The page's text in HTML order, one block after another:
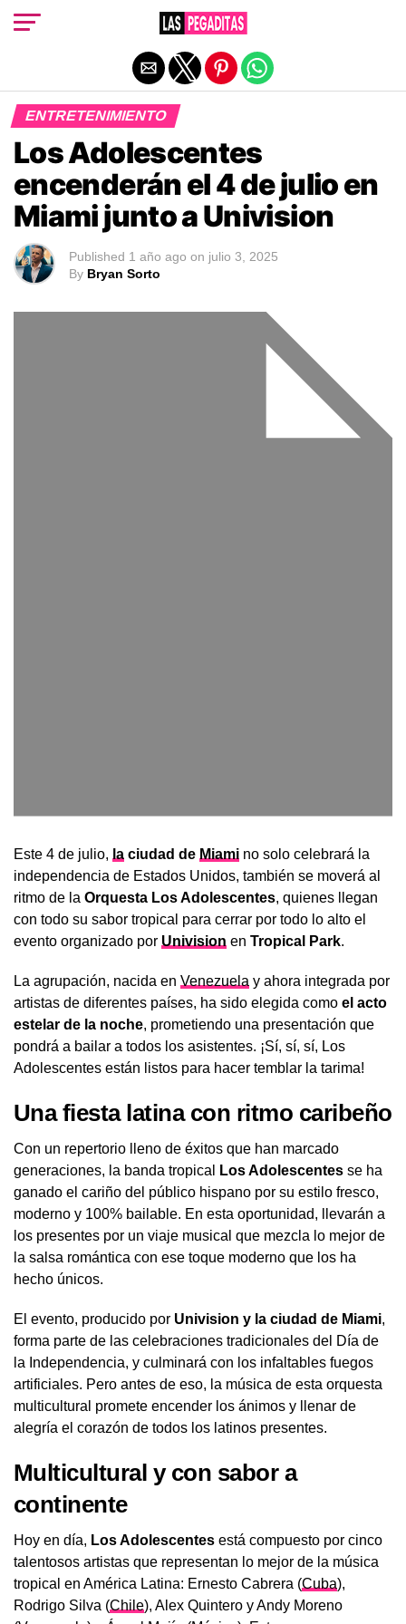
ENTRETENIMIENTO
Los Adolescentes
encenderán el 4 de julio en
Miami junto a Univision
Published 1 año ago on julio 3, 2025
By Bryan Sorto
Este 4 de julio, la ciudad de Miami no solo celebrará la
independencia de Estados Unidos, también se moverá al
ritmo de la Orquesta Los Adolescentes, quienes llegan
con todo su sabor tropical para cerrar por todo lo alto el
evento organizado por Univision en Tropical Park.
La agrupación, nacida en Venezuela y ahora integrada por
artistas de diferentes países, ha sido elegida como el acto
estelar de la noche, prometiendo una presentación que
pondrá a bailar a todos los asistentes. ¡Sí, sí, sí, Los
Adolescentes están listos para hacer temblar la tarima!
Una fiesta latina con ritmo caribeño
Con un repertorio lleno de éxitos que han marcado
generaciones, la banda tropical
Los Adolescentes se ha
ganado el cariño del público hispano por su estilo fresco,
moderno y 100% bailable. En esta oportunidad, llevarán a
los presentes por un viaje musical que mezcla lo mejor de
la salsa romántica con ese toque moderno que los ha
hecho únicos.
El evento, producido por Univision y la ciudad de Miami,
forma parte de las celebraciones tradicionales del Día de
la Independencia, y culminará con los infaltables fuegos
artificiales. Pero antes de eso, la música de esta orquesta
multicultural promete encender los ánimos y llenar de
alegría el corazón de todos los latinos presentes.
Multicultural y con sabor a
continente
Hoy en día, Los Adolescentes está compuesto por cinco
talentosos artistas que representan lo mejor de la música
tropical en América Latina: Ernesto Cabrera (Cuba),
Rodrigo Silva (Chile), Alex Quintero y Andy Moreno
Salir de la versión móvil